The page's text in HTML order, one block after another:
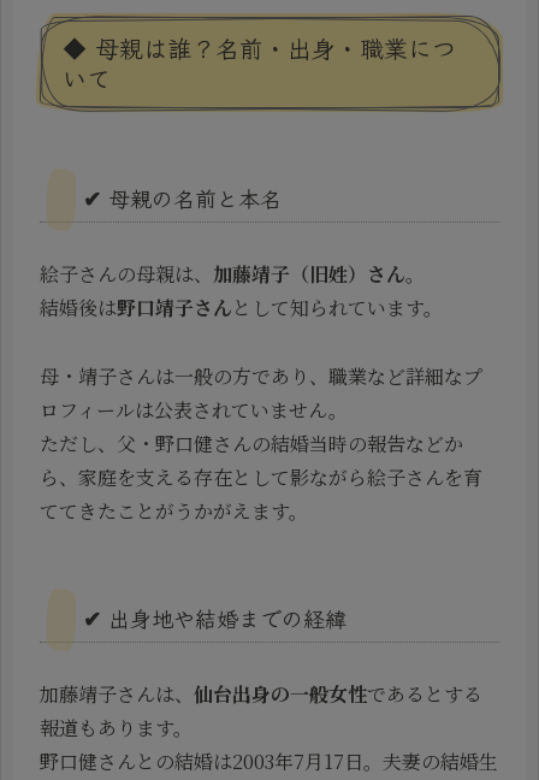
◆ 母親は誰？名前・出身・職業につ
いて
✔ 母親の名前と本名
絵子さんの母親は、 加藤靖子（旧姓）さん。
結婚後は野口靖子さんとして知られています。
母・靖子さんは一般の方であり、職業など詳細なプ
ロフィールは公表されていません。
ただし、父・野口健さんの結婚当時の報告などか
ら、家庭を支える存在として影ながら絵子さんを育
ててきたことがうかがえます。
✔ 出身地や結婚までの経緯
加藤靖子さんは、 仙台出身の一般女性であるとする
報道もあります。
野口健さんとの結婚は2003年7月17日。夫妻の結婚生